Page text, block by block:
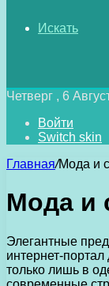
Искать
Четверг , 6
Войти
Switch skin
Главная/Мода и
Мода и
Элегантные
интернет-
только лишь в